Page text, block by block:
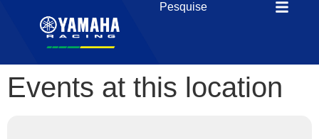
Events at this location